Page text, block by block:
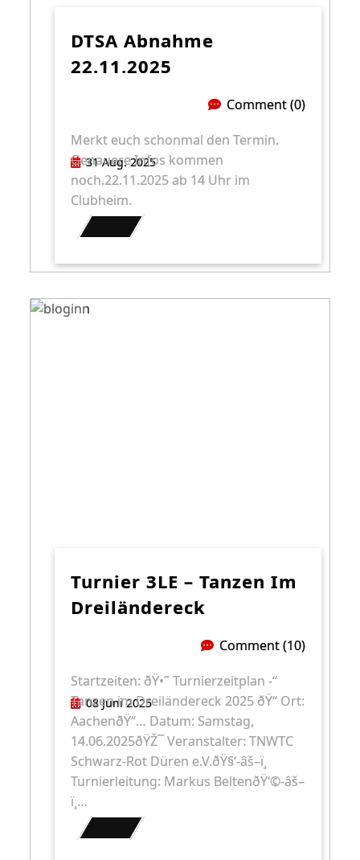
DTSA Abnahme
22.11.2025
31 Aug. 2025
Comment (0)
Merkt euch schonmal den Termin.
Genauere Infos kommen
noch.22.11.2025 ab 14 Uhr im
Clubheim.
Turnier 3LE – Tanzen Im
Dreiländereck
08 Juni 2025
Comment (10)
Startzeiten: ðŸ•˜ Turnierzeitplan -“
Tanzen im Dreiländereck 2025 ðŸ“ Ort:
AachenðŸ“… Datum: Samstag,
14.06.2025ðŸŽ¯ Veranstalter: TNWTC
Schwarz-Rot Düren e.V.ðŸ§‘-âš–ï¸
Turnierleitung: Markus BeltenðŸ‘©-âš–
ï¸…